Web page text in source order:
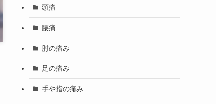
頭痛
腰痛
肘の痛み
足の痛み
手や指の痛み